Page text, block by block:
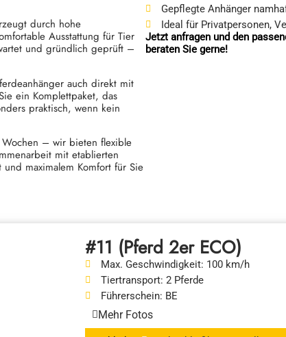
durch hohe
Ausstattung für Tier
und gründlich geprüft –
auch direkt mit
ein Komplettpaket, das
praktisch, wenn kein
– wir bieten flexible
mit etablierten
maximalem Komfort für Sie
Gepflegte Anhänger
Ideal für Privatpersonen,
Jetzt anfragen und den
beraten Sie gerne!
#11 (Pferd 2er ECO)
Max. Geschwindigkeit: 100 km/h
Tiertransport: 2 Pferde
Führerschein: BE
Mehr Fotos